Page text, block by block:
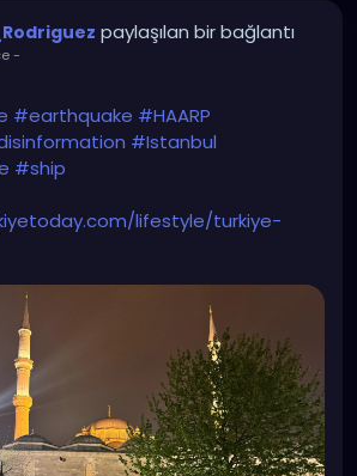
paylaşılan bir bağlantı
-
#earthquake #HAARP
#Istanbul
#ship
lifestyle/turkiye-
theories-regarding-
150278/